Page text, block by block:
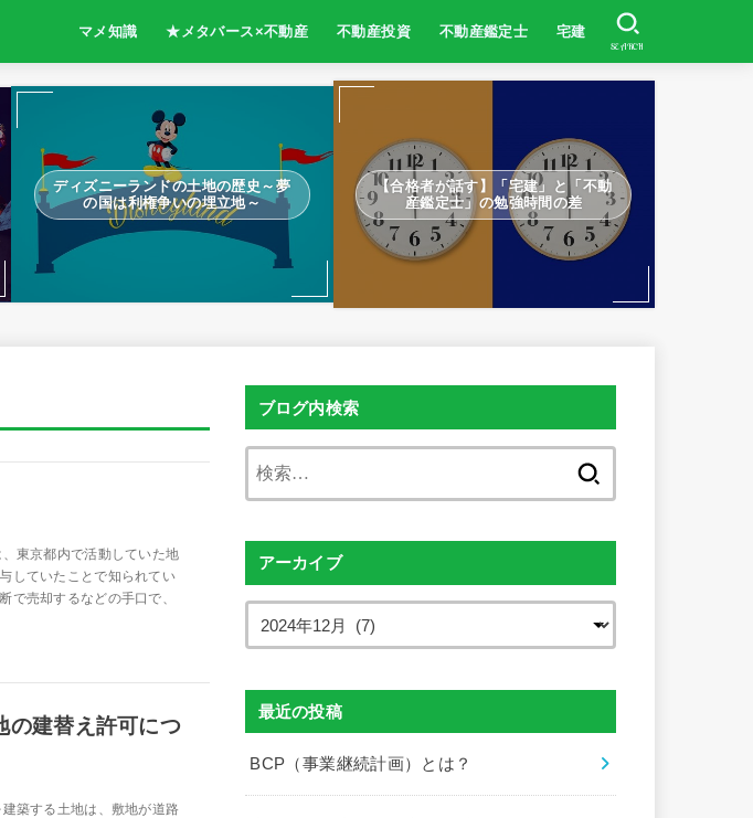
マメ知識 ★メタバース×不動産 不動産投資 不動産鑑定士 宅建
SEARCH
ディズニーランドの土地の歴史～夢
の国は利権争いの埋立地～
【合格者が話す】「宅建」と「不動
産鑑定士」の勉強時間の差
東京都内で活動していた地
していたことで知られてい
で売却するなどの手口で、
の建替え許可につ
築する土地は、敷地が道路
ブログ内検索
アーカイブ
最近の投稿
BCP（事業継続計画）とは？